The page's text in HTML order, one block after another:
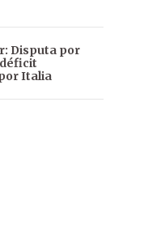
Disputa por
Italia